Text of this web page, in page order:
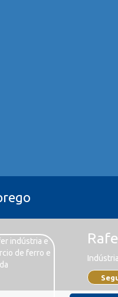
Indústria